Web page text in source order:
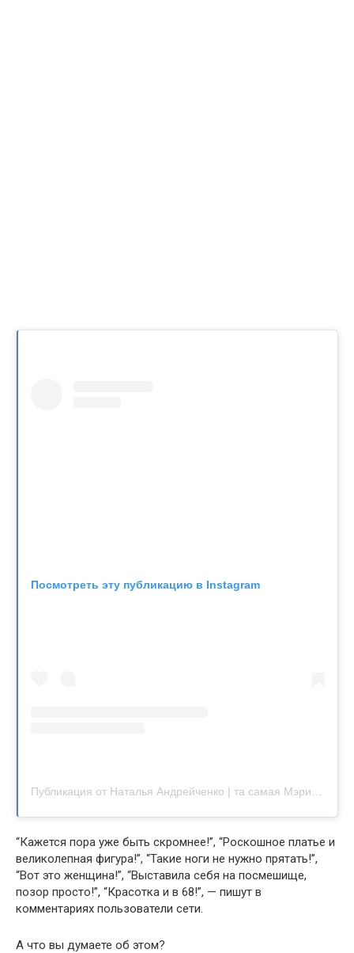
Посмотреть эту публикацию в Instagram
“Кажется пора уже быть скромнее!”, “Роскошное платье и
великолепная фигура!”, “Такие ноги не нужно прятать!”,
“Вот это женщина!”, “Выставила себя на посмешище,
позор просто!”, “Красотка и в 68!”, — пишут в
комментариях пользователи сети.
А что вы думаете об этом?